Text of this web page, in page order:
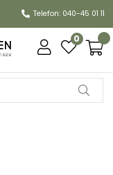
Telefon: 040-45 01 11
0